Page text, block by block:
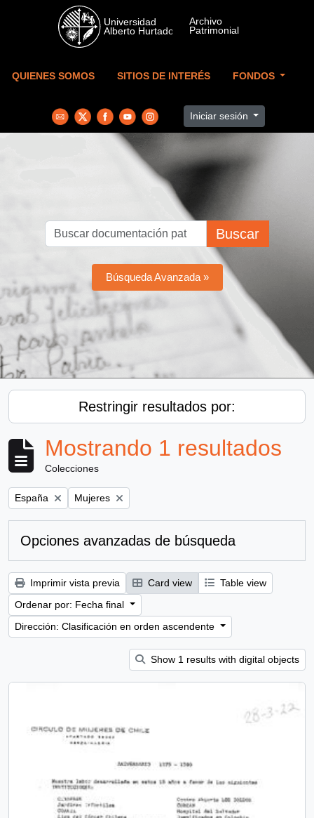
Skip to main content
QUIENES SOMOS SITIOS DE INTERÉS FONDOS
Iniciar sesión
Buscar
Búsqueda Avanzada »
Restringir resultados por:
Mostrando 1 resultados
Colecciones
Remove filter:
España Remove filter:
Mujeres
Opciones avanzadas de búsqueda
Imprimir vista previa Card view
Table view
Ordenar por: Fecha final
Dirección: Clasificación en orden ascendente
Show 1 results with digital objects